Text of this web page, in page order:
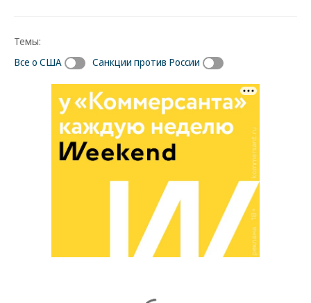
Темы:
Все о США
Санкции против России